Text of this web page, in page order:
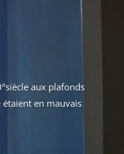
aux plafonds
en mauvais